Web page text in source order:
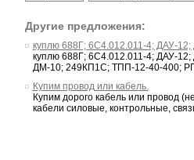
Другие предложения:
куплю 688Г; 6С4.012.011-4; ДАУ-
куплю 688Г; 6С4.012.011-4; ДАУ-
ДМ-10; 249КП1С; ТПП-12-40-400;
Купим провод или кабель.
Купим дорого кабель или провод
кабели силовые, контрольные,